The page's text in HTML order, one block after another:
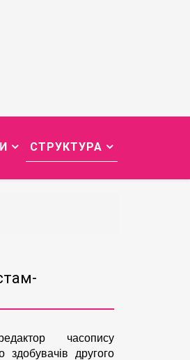
СТРУКТУРА
часопису
здобувачів другого